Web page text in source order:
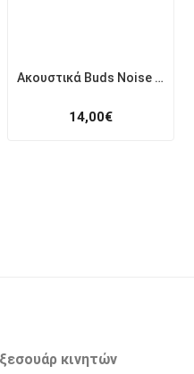
Ακουστικά Buds Noise Reduction Clear Calls Earbuds QCY (Γκρι)
14,00€
κινητών